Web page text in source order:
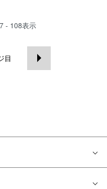
- 108表示
目